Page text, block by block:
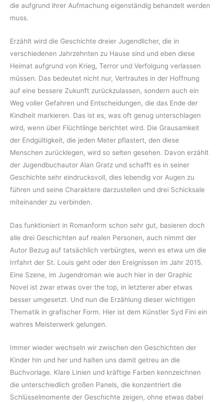
die aufgrund ihrer Aufmachung eigenständig behandelt werden
muss.
Erzählt wird die Geschichte dreier Jugendlicher, die in
verschiedenen Jahrzehnten zu Hause sind und eben diese
Heimat aufgrund von Krieg, Terror und Verfolgung verlassen
müssen. Das bedeutet nicht nur, Vertrautes in der Hoffnung
auf eine bessere Zukunft zurückzulassen, sondern auch ein
Weg voller Gefahren und Entscheidungen, die das Ende der
Kindheit markieren. Das ist es, was oft genug unterschlagen
wird, wenn über Flüchtlinge berichtet wird. Die Grausamkeit
der Endgültigkeit, die jeden Meter pflastert, den diese
Menschen zurücklegen, wird so selten gesehen. Davon erzählt
der Jugendbuchautor Alan Gratz und schafft es in seiner
Geschichte sehr eindrucksvoll, dies lebendig vor Augen zu
führen und seine Charaktere darzustellen und drei Schicksale
miteinander zu verbinden.
Das funktioniert in Romanform schon sehr gut, basieren doch
alle drei Geschichten auf realen Personen, auch nimmt der
Autor Bezug auf tatsächlich verbürgtes, wenn es etwa um die
Irrfahrt der St. Louis geht oder den Ereignissen im Jahr 2015.
Eine Szene, im Jugendroman wie auch hier in der Graphic
Novel ist zwar etwas over the top, in letzterer aber etwas
besser umgesetzt. Und nun die Erzählung dieser wichtigen
Thematik in grafischer Form. Hier ist dem Künstler Syd Fini ein
wahres Meisterwerk gelungen.
Immer wieder wechseln wir zwischen den Geschichten der
Kinder hin und her und halten uns damit getreu an die
Buchvorlage. Klare Linien und kräftige Farben kennzeichnen
die unterschiedlich großen Panels, die konzentriert die
Schlüsselmomente der Geschichte zeigen, ohne etwas dabei